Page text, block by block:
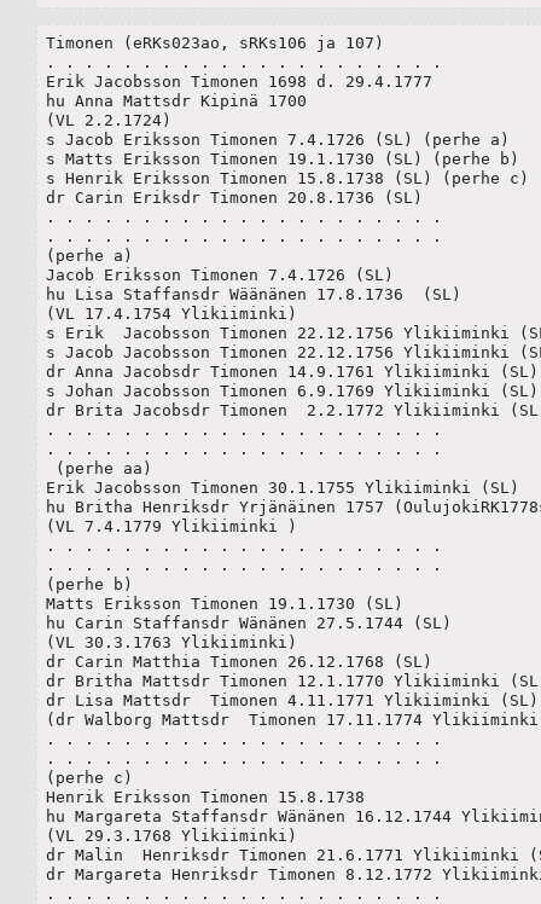
Timonen (eRKs023ao, sRKs106 ja 107)
. . . . . . . . . . . . . . . . . . . . .
Erik Jacobsson Timonen 1698 d. 29.4.1777
hu Anna Mattsdr Kipinä 1700
(VL 2.2.1724)
s Jacob Eriksson Timonen 7.4.1726 (SL) (perhe a)
s Matts Eriksson Timonen 19.1.1730 (SL) (perhe b)
s Henrik Eriksson Timonen 15.8.1738 (SL) (perhe c)
dr Carin Eriksdr Timonen 20.8.1736 (SL)
. . . . . . . . . . . . . . . . . . . . .
. . . . . . . . . . . . . . . . . . . . .
(perhe a)
Jacob Eriksson Timonen 7.4.1726 (SL)
hu Lisa Staffansdr Wäänänen 17.8.1736  (SL)
(VL 17.4.1754 Ylikiiminki)
s Erik  Jacobsson Timonen 22.12.1756 Ylikiiminki
s Jacob Jacobsson Timonen 22.12.1756 Ylikiiminki
dr Anna Jacobsdr Timonen 14.9.1761 Ylikiiminki (SL)
s Johan Jacobsson Timonen 6.9.1769 Ylikiiminki (SL)
dr Brita Jacobsdr Timonen  2.2.1772 Ylikiiminki
. . . . . . . . . . . . . . . . . . . . .
. . . . . . . . . . . . . . . . . . . . .
(perhe aa)
Erik Jacobsson Timonen 30.1.1755 Ylikiiminki (SL)
hu Britha Henriksdr Yrjänäinen 1757
(VL 7.4.1779 Ylikiiminki )
. . . . . . . . . . . . . . . . . . . . .
. . . . . . . . . . . . . . . . . . . . .
(perhe b)
Matts Eriksson Timonen 19.1.1730 (SL)
hu Carin Staffansdr Wänänen 27.5.1744 (SL)
(VL 30.3.1763 Ylikiiminki)
dr Carin Matthia Timonen 26.12.1768 (SL)
dr Britha Mattsdr Timonen 12.1.1770 Ylikiiminki
dr Lisa Mattsdr  Timonen 4.11.1771 Ylikiiminki
(dr Walborg Mattsdr  Timonen 17.11.1774
. . . . . . . . . . . . . . . . . . . . .
. . . . . . . . . . . . . . . . . . . . .
(perhe c)
Henrik Eriksson Timonen 15.8.1738
hu Margareta Staffansdr Wänänen 16.12.1744
(VL 29.3.1768 Ylikiiminki)
dr Malin  Henriksdr Timonen 21.6.1771 Ylikiiminki
dr Margareta Henriksdr Timonen 8.12.1772
. . . . . . . . . . . . . . . . . . . . .